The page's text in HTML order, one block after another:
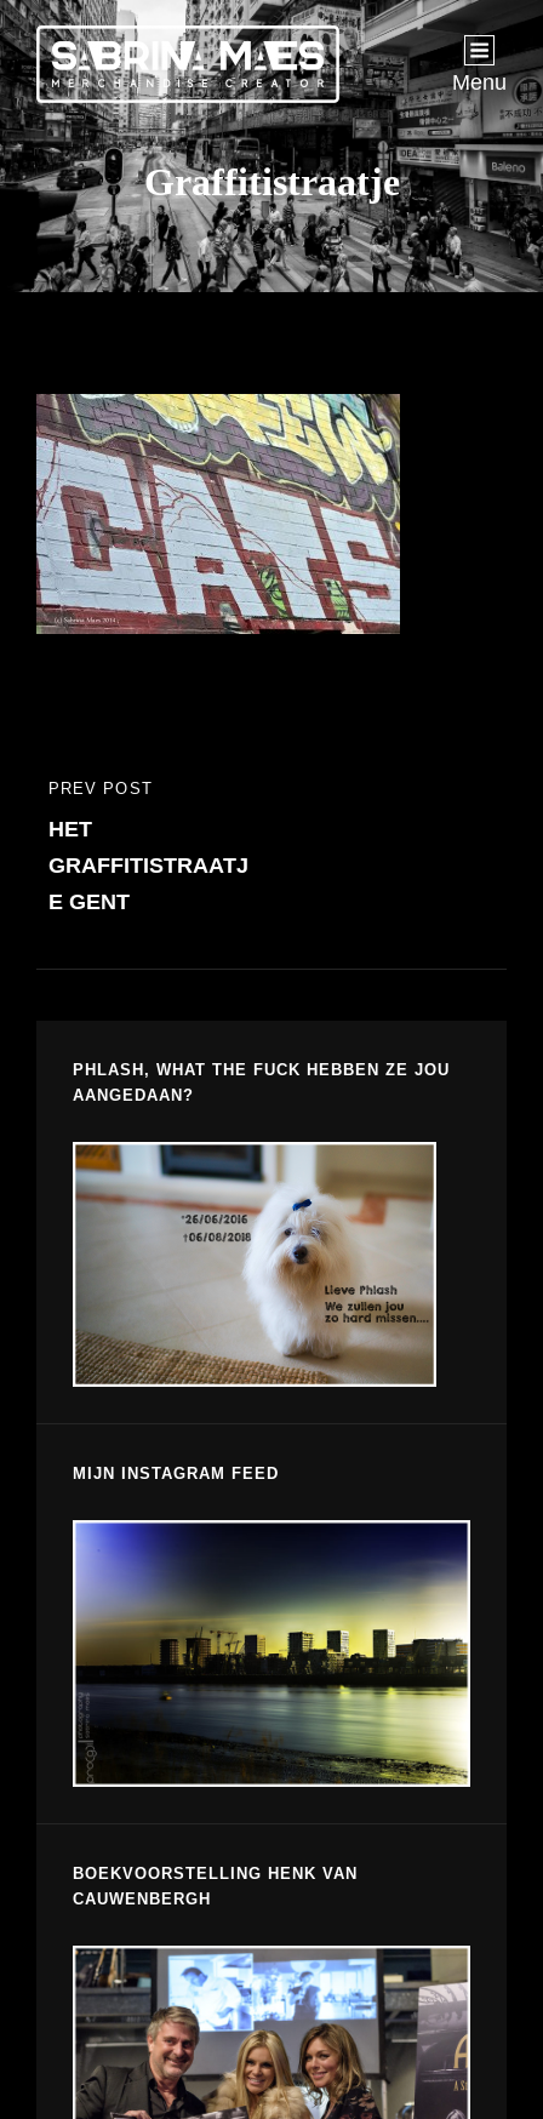
Menu
Graffitistraatje
Bericht
navigatie
PREVIOUS
POST
PREV POST
HET
GRAFFITISTRAATJ
E GENT
PHLASH, WHAT THE FUCK HEBBEN ZE JOU
AANGEDAAN?
MIJN INSTAGRAM FEED
BOEKVOORSTELLING HENK VAN
CAUWENBERGH